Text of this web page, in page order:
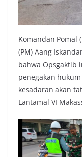
Komandan Pomal
(PM) Aang
bahwa Opsgaktib
penegakan
kesadaran akan
Lantamal VI